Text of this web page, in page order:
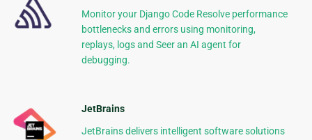
Monitor your Django Code Resolve performance
bottlenecks and errors using monitoring,
replays, logs and Seer an AI agent for
debugging.
JetBrains
JetBrains delivers intelligent software solutions